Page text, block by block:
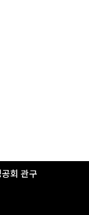
회 관구